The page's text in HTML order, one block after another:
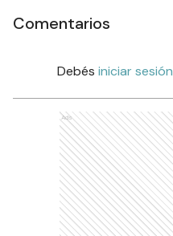
Comentarios
Debés iniciar sesión
Ads